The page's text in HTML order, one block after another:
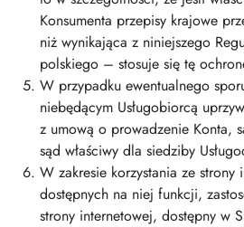
Konsumenta przepisy krajowe
niż wynikająca z niniejszego
polskiego – stosuje się tę
W przypadku ewentualnego
niebędącym Usługobiorcą
z umową o prowadzenie Konta,
sąd właściwy dla siedziby
W zakresie korzystania ze strony
dostępnych na niej funkcji,
strony internetowej, dostępny w